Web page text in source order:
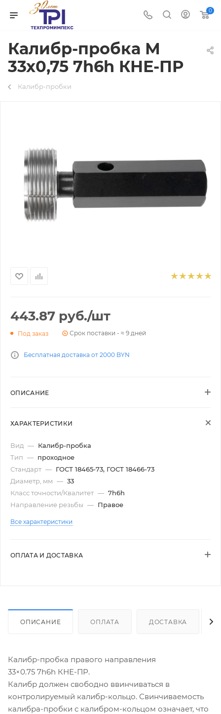
0
Калибр-пробка М
33х0,75 7h6h КНЕ-ПР
Калибр-пробки
443.87 руб./шт
Под заказ Срок поставки - ≈ 9 дней
Бесплатная доставка от 2000 BYN
ОПИСАНИЕ
ХАРАКТЕРИСТИКИ
Вид — Калибр-пробка
Тип — проходное
Стандарт — ГОСТ 18465-73, ГОСТ 18466-73
Диаметр, мм — 33
Класс точности/Квалитет — 7h6h
Направление резьбы — Правое
Все характеристики
ОПЛАТА И ДОСТАВКА
ОПИСАНИЕ ОПЛАТА ДОСТАВКА
Калибр-пробка правого направления
33×0.75 7h6h КНЕ-ПР.
Калибр должен свободно ввинчиваться в
контролируемый калибр-кольцо. Свинчиваемость
калибра-пробки с калибром-кольцом означает, что